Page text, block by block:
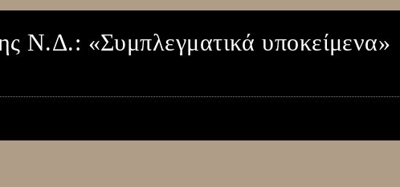
Ν.Δ.: «Συμπλεγματικά υποκείμενα»